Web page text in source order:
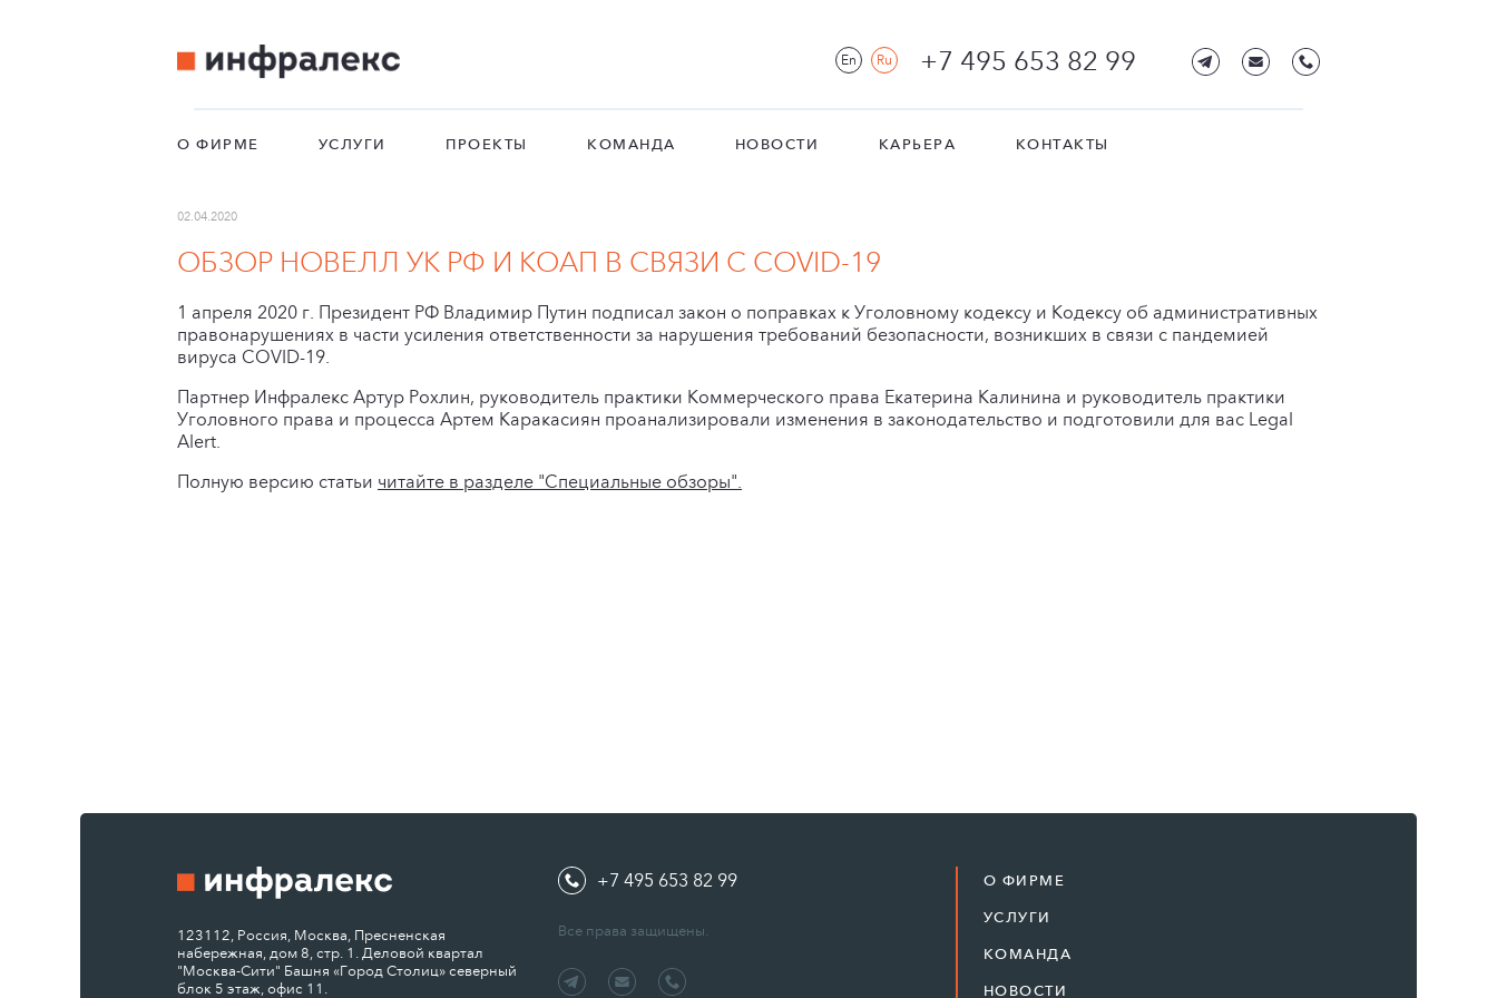
En Ru +7 495 653 82 99
О ФИРМЕ УСЛУГИ ПРОЕКТЫ КОМАНДА НОВОСТИ КАРЬЕРА КОНТАКТЫ
02.04.2020
ОБЗОР НОВЕЛЛ УК РФ И КОАП В СВЯЗИ С COVID-19
1 апреля 2020 г. Президент РФ Владимир Путин подписал закон о поправках к Уголовному кодексу и Кодексу об административных
правонарушениях в части усиления ответственности за нарушения требований безопасности, возникших в связи с пандемией
вируса COVID-19.
Партнер Инфралекс Артур Рохлин, руководитель практики Коммерческого права Екатерина Калинина и руководитель практики
Уголовного права и процесса Артем Каракасиян проанализировали изменения в законодательство и подготовили для вас Legal
Alert.
Полную версию статьи читайте в разделе "Специальные обзоры".
123112, Россия, Москва, Пресненская
набережная, дом 8, стр. 1. Деловой квартал
"Москва-Сити" Башня «Город Столиц» северный
блок 5 этаж, офис 11.
+7 495 653 82 99
Все права защищены.
О ФИРМЕ
УСЛУГИ
КОМАНДА
НОВОСТИ